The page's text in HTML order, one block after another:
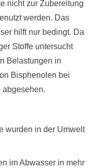
nicht zur Zubereitung
werden. Das
hilft nur bedingt. Da
Stoffe untersucht
Belastungen in
Bisphenolen bei
abgesehen.
wurden in der Umwelt
im Abwasser in mehr